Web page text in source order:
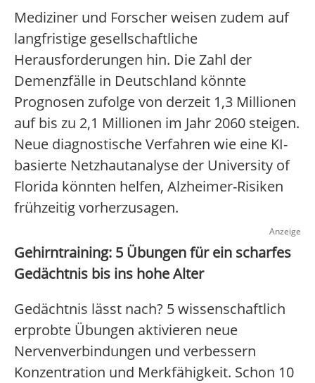
Mediziner und Forscher weisen zudem auf
langfristige gesellschaftliche
Herausforderungen hin. Die Zahl der
Demenzfälle in Deutschland könnte
Prognosen zufolge von derzeit 1,3 Millionen
auf bis zu 2,1 Millionen im Jahr 2060 steigen.
Neue diagnostische Verfahren wie eine KI-
basierte Netzhautanalyse der University of
Florida könnten helfen, Alzheimer-Risiken
frühzeitig vorherzusagen.
Anzeige
Gehirntraining: 5 Übungen für ein scharfes
Gedächtnis bis ins hohe Alter
Gedächtnis lässt nach? 5 wissenschaftlich
erprobte Übungen aktivieren neue
Nervenverbindungen und verbessern
Konzentration und Merkfähigkeit. Schon 10